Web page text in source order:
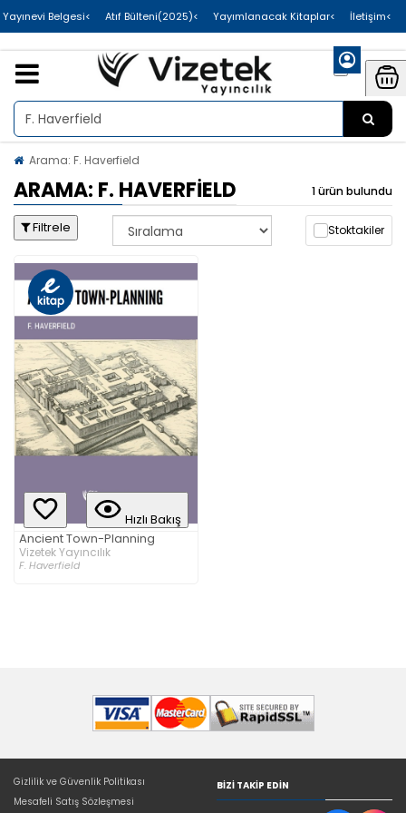
>İletişim
>Yayımlanacak Kitaplar
>Atıf Bülteni(2025)
>Uluslararası Yayınevi Belgesi
Arama: F. Haverfield
ARAMA: F. HAVERFIELD 1 ürün bulundu
Filtrele Stoktakiler
Hızlı Bakış
Ancient Town-Planning
Vizetek Yayıncılık
F. Haverfield
Gizlilik ve Güvenlik Politikası
Mesafeli Satış Sözleşmesi
BIZI TAKIP EDIN